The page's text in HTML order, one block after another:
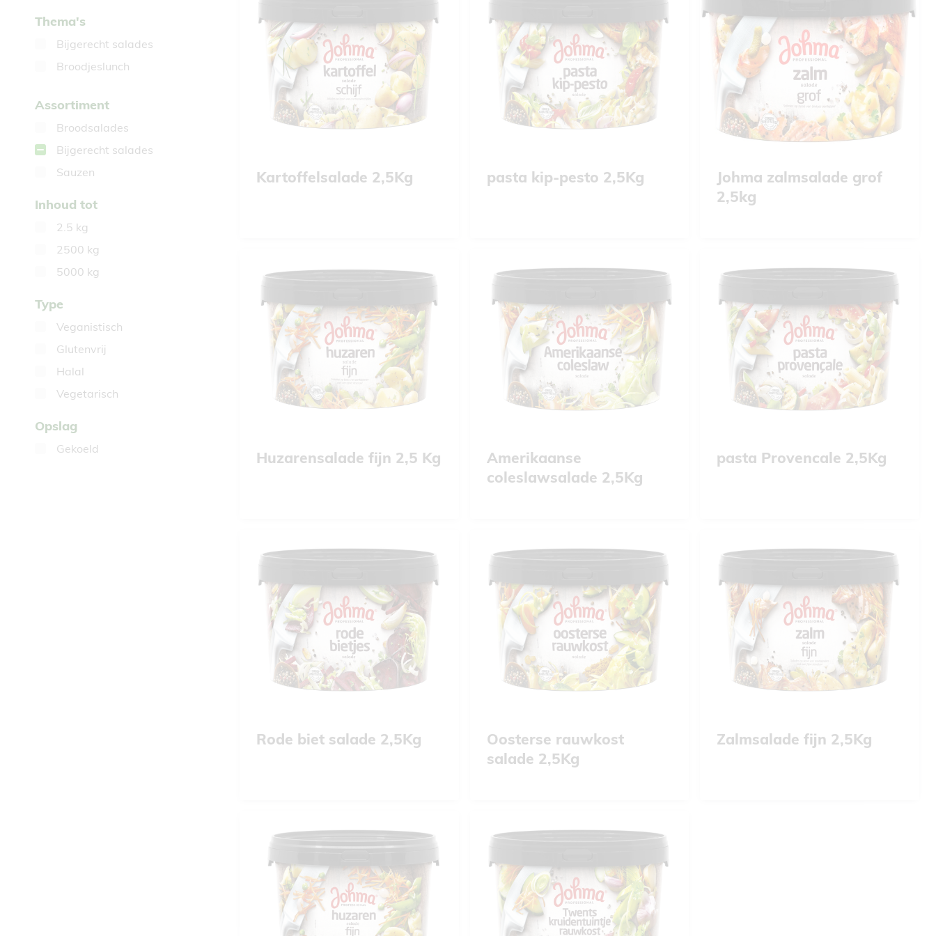
Thema's
Bijgerecht salades
Broodjeslunch
Assortiment
Broodsalades
Bijgerecht salades
Sauzen
Inhoud tot
2.5 kg
2500 kg
5000 kg
Type
Veganistisch
Glutenvrij
Halal
Vegetarisch
Opslag
Gekoeld
Kartoffelsalade 2,5Kg pasta kip-pesto 2,5Kg
Johma zalmsalade grof
2,5kg
Huzarensalade fijn 2,5 Kg
Amerikaanse
coleslawsalade 2,5Kg
pasta Provencale 2,5Kg
Rode biet salade 2,5Kg
Oosterse rauwkost
salade 2,5Kg
Zalmsalade fijn 2,5Kg